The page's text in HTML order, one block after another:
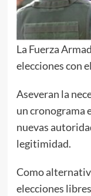
La Fuerza
elecciones con
Aseveran la
un cronograma
nuevas
legitimidad.
Como
elecciones